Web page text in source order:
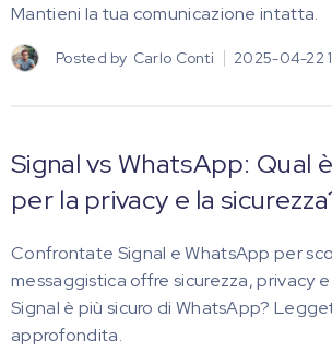
Mantieni la tua comunicazione intatta.
Posted by Carlo Conti 2025-04-22
Signal vs WhatsApp: Qual
per la privacy e la
Confrontate Signal e WhatsApp per
messaggistica offre sicurezza, privacy
Signal è più sicuro di WhatsApp?
approfondita.